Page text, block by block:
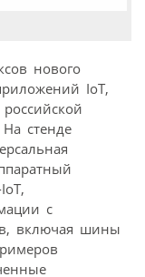
нового
IoT,
стенде
с
включая шины